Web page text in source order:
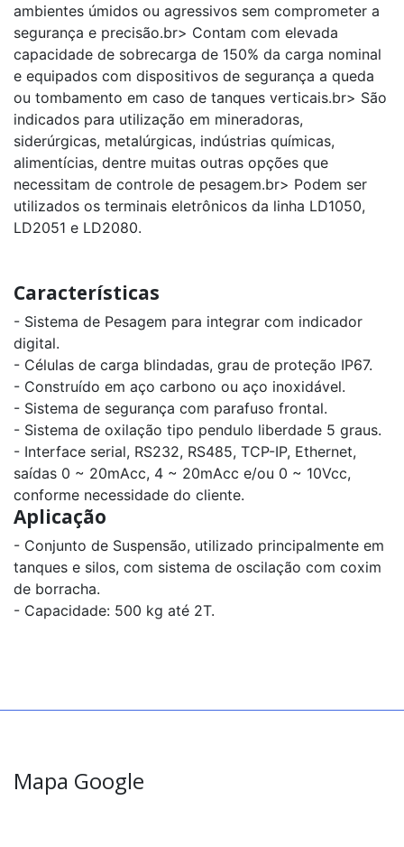
ambientes úmidos ou agressivos sem comprometer a
segurança e precisão.br> Contam com elevada
capacidade de sobrecarga de 150% da carga nominal
e equipados com dispositivos de segurança a queda
ou tombamento em caso de tanques verticais.br> São
indicados para utilização em mineradoras,
siderúrgicas, metalúrgicas, indústrias químicas,
alimentícias, dentre muitas outras opções que
necessitam de controle de pesagem.br> Podem ser
utilizados os terminais eletrônicos da linha LD1050,
LD2051 e LD2080.
Características
- Sistema de Pesagem para integrar com indicador
digital.
- Células de carga blindadas, grau de proteção IP67.
- Construído em aço carbono ou aço inoxidável.
- Sistema de segurança com parafuso frontal.
- Sistema de oxilação tipo pendulo liberdade 5 graus.
- Interface serial, RS232, RS485, TCP-IP, Ethernet,
saídas 0 ~ 20mAcc, 4 ~ 20mAcc e/ou 0 ~ 10Vcc,
conforme necessidade do cliente.
Aplicação
- Conjunto de Suspensão, utilizado principalmente em
tanques e silos, com sistema de oscilação com coxim
de borracha.
- Capacidade: 500 kg até 2T.
Mapa Google